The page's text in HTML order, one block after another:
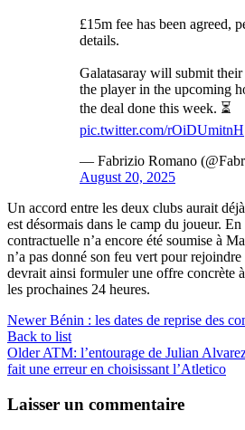
£15m fee has been agreed,
details.
Galatasaray will submit
the player in the upcoming
the deal done this week. ⏳
pic.twitter.com/rOiDUmitnH
— Fabrizio Romano
August 20, 2025
Un accord entre les deux clubs aurait
est désormais dans le camp du joueur.
contractuelle n’a encore été soumise à
n’a pas donné son feu vert pour
devrait ainsi formuler une offre concrète
les prochaines 24 heures.
Newer Bénin : les dates de reprise des
Back to list
Older ATM: l’entourage de Julian
fait une erreur en choisissant l’Atletico
Laisser un commentaire